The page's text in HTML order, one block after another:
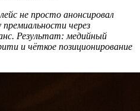
не просто анонсировал
через
Результат: медийный
и чёткое позиционирование